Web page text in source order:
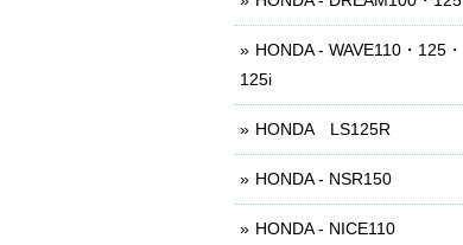
HONDA - WAVE110・125・
125i
HONDA LS125R
HONDA - NSR150
HONDA - NICE110